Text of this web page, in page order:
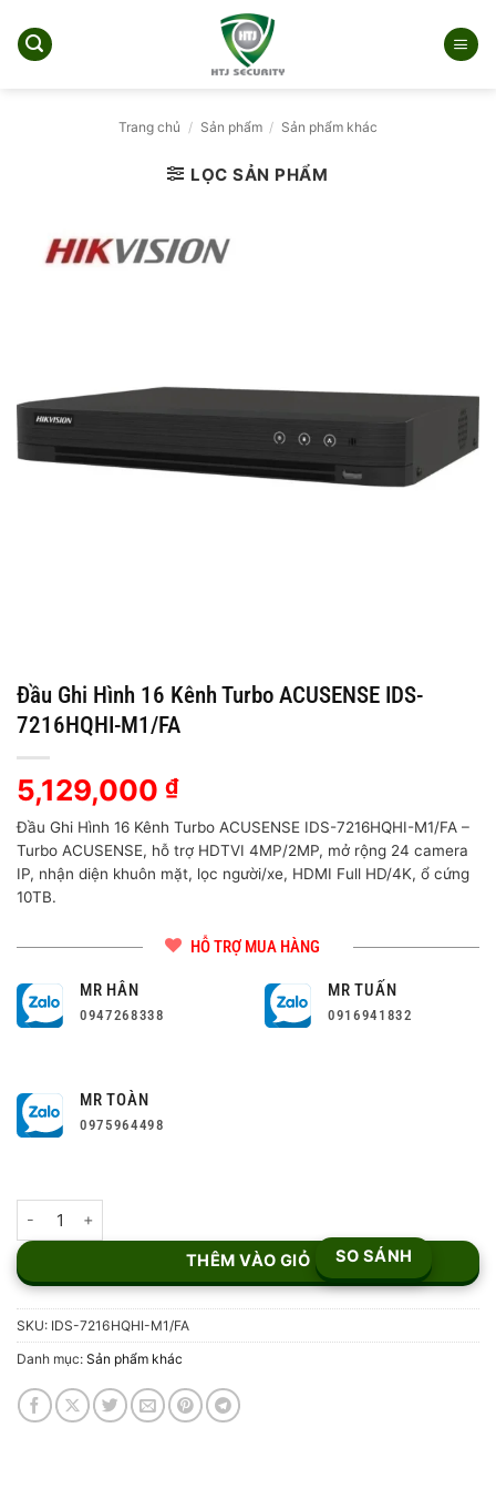
qua
Trang chủ / Sản phẩm / Sản phẩm khác
LỌC SẢN PHẨM
Đầu Ghi Hình 16 Kênh Turbo ACUSENSE IDS-
7216HQHI-M1/FA
5,129,000 ₫
Đầu Ghi Hình 16 Kênh Turbo ACUSENSE IDS-7216HQHI-M1/FA –
Turbo ACUSENSE, hỗ trợ HDTVI 4MP/2MP, mở rộng 24 camera
IP, nhận diện khuôn mặt, lọc người/xe, HDMI Full HD/4K, ổ cứng
10TB.
HỖ TRỢ MUA HÀNG
MR HÂN
0947268338
MR TUẤN
0916941832
MR TOÀN
0975964498
THÊM VÀO GIỎ SO SÁNH
SKU: IDS-7216HQHI-M1/FA
Danh mục: Sản phẩm khác